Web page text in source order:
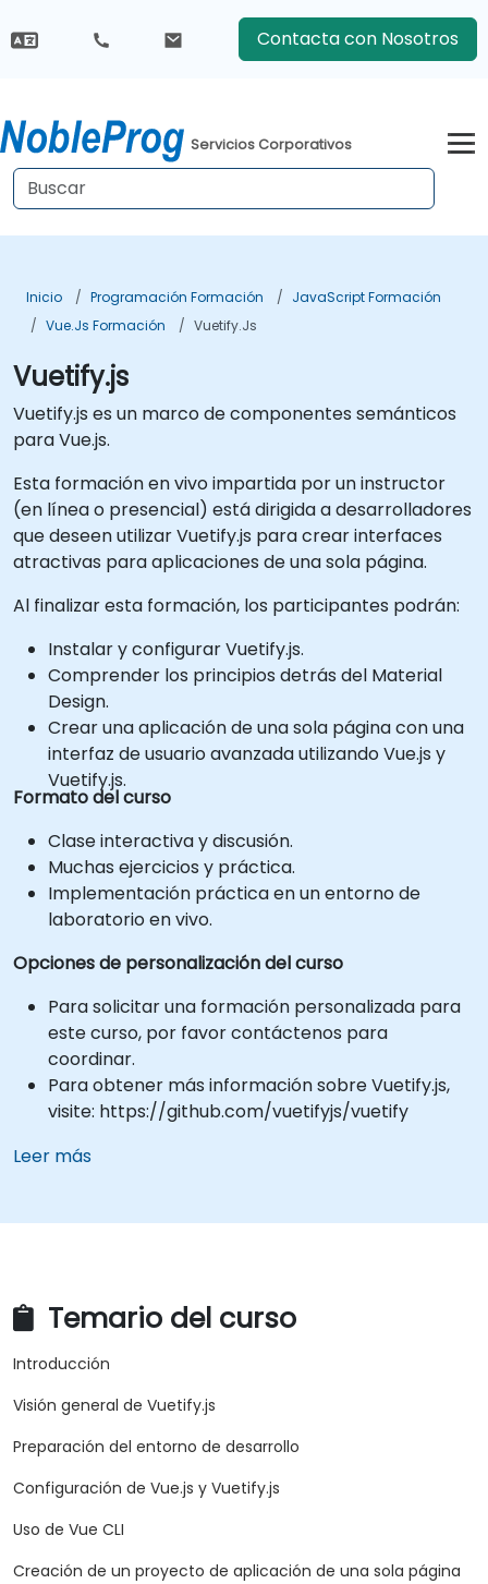
Contacta con Nosotros
Servicios Corporativos
Inicio Programación Formación
JavaScript Formación
Vue.js Formación
Vuetify.js
Vuetify.js
Vuetify.js es un marco de componentes semánticos
para Vue.js.
Esta formación en vivo impartida por un instructor
(en línea o presencial) está dirigida a desarrolladores
que deseen utilizar Vuetify.js para crear interfaces
atractivas para aplicaciones de una sola página.
Al finalizar esta formación, los participantes podrán:
Instalar y configurar Vuetify.js.
Comprender los principios detrás del Material
Design.
Crear una aplicación de una sola página con una
interfaz de usuario avanzada utilizando Vue.js y
Vuetify.js.
Formato del curso
Clase interactiva y discusión.
Muchas ejercicios y práctica.
Implementación práctica en un entorno de
laboratorio en vivo.
Opciones de personalización del curso
Para solicitar una formación personalizada para
este curso, por favor contáctenos para
coordinar.
Para obtener más información sobre Vuetify.js,
visite: https://github.com/vuetifyjs/vuetify
Leer más
Temario del curso
Introducción
Visión general de Vuetify.js
Preparación del entorno de desarrollo
Configuración de Vue.js y Vuetify.js
Uso de Vue CLI
Creación de un proyecto de aplicación de una sola página